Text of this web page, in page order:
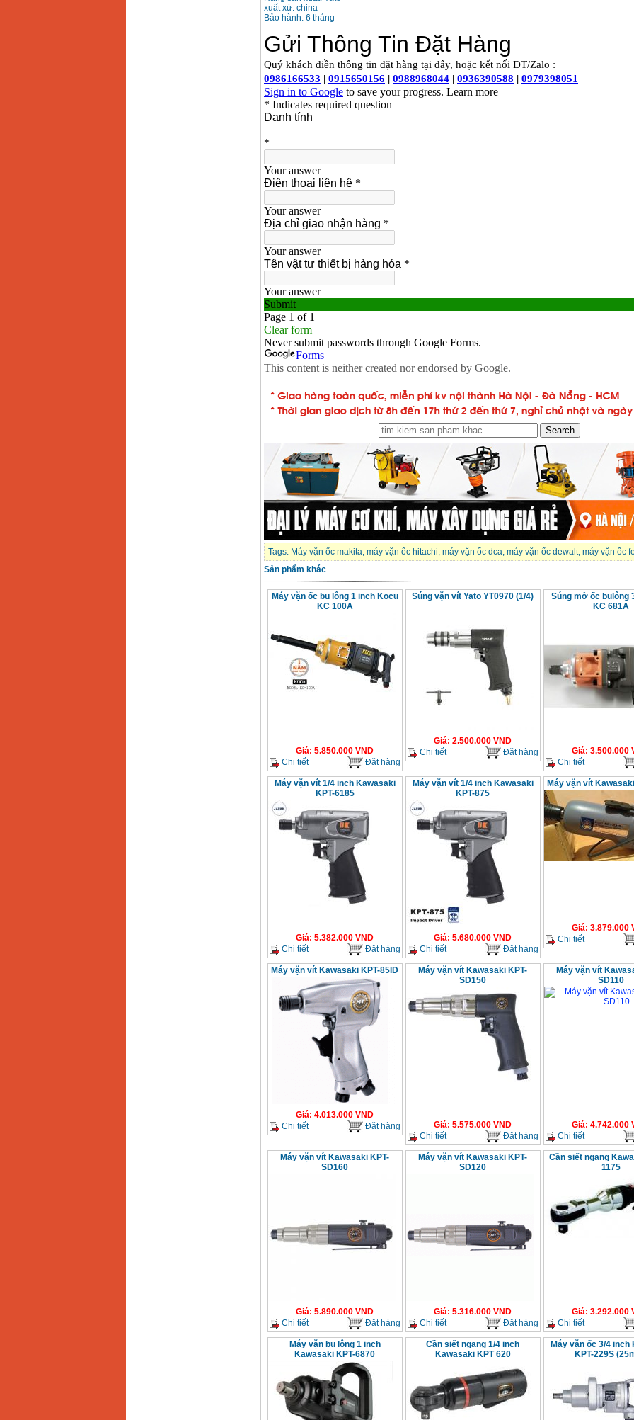
xuất xứ: china
Bảo hành: 6 tháng
Tags: Máy vặn ốc makita, máy vặn ốc hitachi, máy vặn ốc dca, máy vặn ốc dewalt, máy vặn ốc
Sản phẩm khác
Máy vặn ốc bu lông 1 inch Kocu
KC 100A
Giá: 5.850.000 VND
Chi tiết
Đặt hàng
Súng vặn vít Yato YT0970 (1/4)
Giá: 2.500.000 VND
Chi tiết
Đặt hàng
Súng mở ốc bulông
KC 681A
Giá: 3.500.000
Chi tiết
Máy vặn vít 1/4 inch Kawasaki
KPT-6185
Giá: 5.382.000 VND
Chi tiết
Đặt hàng
Máy vặn vít 1/4 inch Kawasaki
KPT-875
Giá: 5.680.000 VND
Chi tiết
Đặt hàng
Máy vặn vít
Giá: 3.879.000
Chi tiết
Máy vặn vít Kawasaki KPT-85ID
Giá: 4.013.000 VND
Chi tiết
Đặt hàng
Máy vặn vít Kawasaki KPT-
SD150
Giá: 5.575.000 VND
Chi tiết
Đặt hàng
Máy vặn vít
SD110
Giá: 4.742.000
Chi tiết
Máy vặn vít Kawasaki KPT-
SD160
Giá: 5.890.000 VND
Chi tiết
Đặt hàng
Máy vặn vít Kawasaki KPT-
SD120
Giá: 5.316.000 VND
Chi tiết
Đặt hàng
Cần siết ngang
1175
Giá: 3.292.000
Chi tiết
Máy vặn bu lông 1 inch
Kawasaki KPT-6870
Cần siết ngang 1/4 inch
Kawasaki KPT 620
Máy vặn ốc 3/4 inch
KPT-229S